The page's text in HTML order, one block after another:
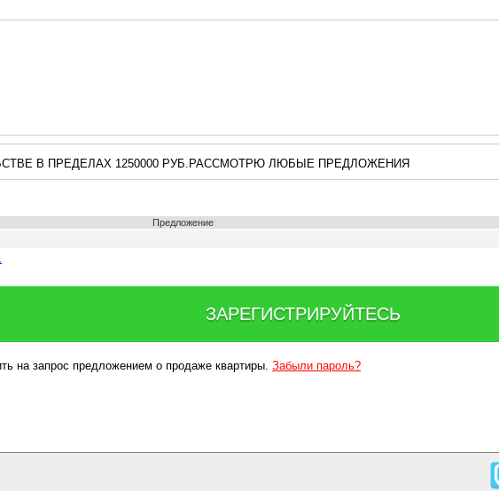
В ПРЕДЕЛАХ 1250000 РУБ.РАССМОТРЮ ЛЮБЫЕ ПРЕДЛОЖЕНИЯ
Предложение
ЗАРЕГИСТРИРУЙТЕСЬ
на запрос предложением о продаже квартиры.Забыли пароль?